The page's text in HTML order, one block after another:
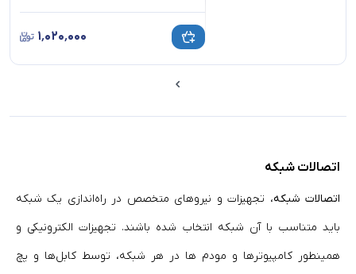
۱٬۰۲۰٬۰۰۰
اتصالات شبکه
اتصالات شبکه، تجهیزات و نیروهای متخصص در راه‌اندازی یک شبکه
باید متناسب با آن شبکه انتخاب شده باشند. تجهیزات الکترونیکی و
همینطور کامپیوتر‌ها و مودم ها در هر‌ شبکه، توسط کابل‌ها و پچ